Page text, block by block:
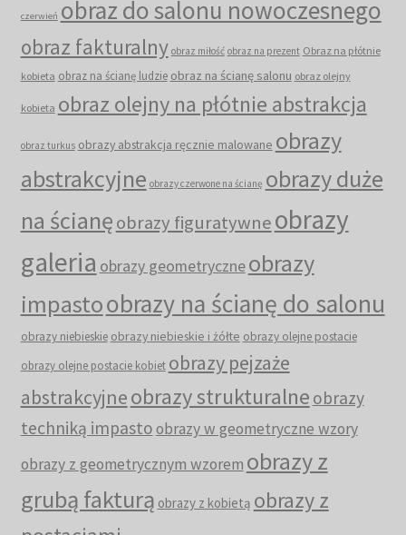
czerwień obraz do salonu nowoczesnego
obraz fakturalny obraz miłość obraz na prezent Obraz na płótnie
kobieta obraz na ścianę ludzie obraz na ścianę salonu obraz olejny
kobieta obraz olejny na płótnie abstrakcja
obraz turkus obrazy abstrakcja ręcznie malowane obrazy
abstrakcyjne obrazy czerwone na ścianę obrazy duże
na ścianęobrazy figuratywneobrazy
galeria obrazy geometryczneobrazy
impastoobrazy na ścianę do salonu
obrazy niebieskie obrazy niebieskie i żółte obrazy olejne postacie
obrazy olejne postacie kobiet obrazy pejzaże
abstrakcyjneobrazy strukturalne obrazy
techniką impastoobrazy w geometryczne wzory
obrazy z geometrycznym wzorem obrazy z
grubą fakturą obrazy z kobietą obrazy z